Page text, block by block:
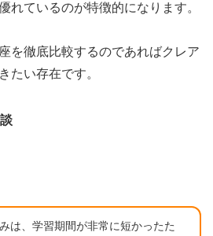
れているのが特徴的になります。
を徹底比較するのであればクレア
たい存在です。
は、学習期間が非常に短かったた